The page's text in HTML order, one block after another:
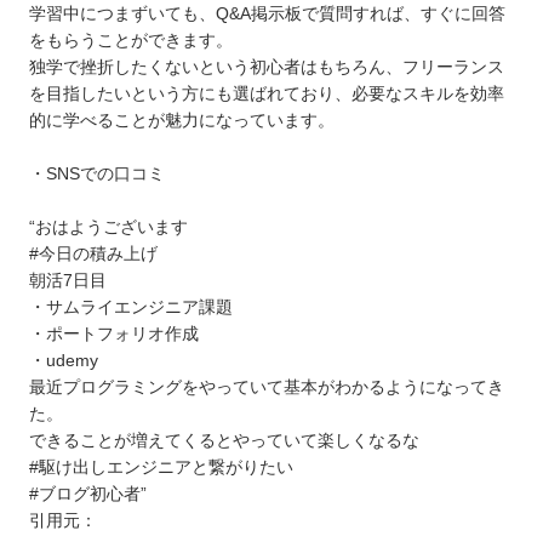
学習中につまずいても、Q&A掲示板で質問すれば、すぐに回答
をもらうことができます。
独学で挫折したくないという初心者はもちろん、フリーランス
を目指したいという方にも選ばれており、必要なスキルを効率
的に学べることが魅力になっています。
・SNSでの口コミ
“おはようございます
#今日の積み上げ
朝活7日目
・サムライエンジニア課題
・ポートフォリオ作成
・udemy
最近プログラミングをやっていて基本がわかるようになってき
た。
できることが増えてくるとやっていて楽しくなるな
#駆け出しエンジニアと繋がりたい
#ブログ初心者”
引用元：